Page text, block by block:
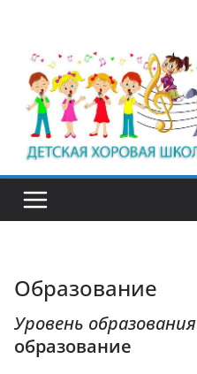
содержимому
Образование
Уровень образования
образование